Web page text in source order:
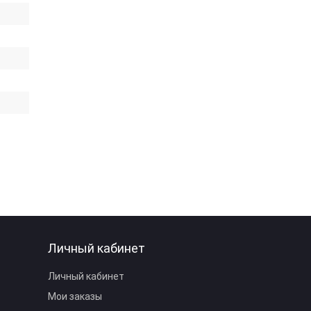
Личный кабинет
Личный кабинет
Мои заказы